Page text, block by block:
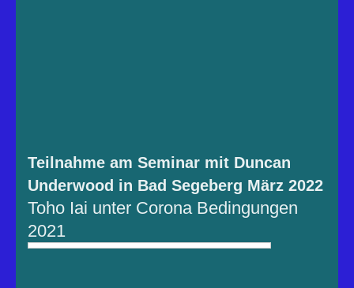
Teilnahme am Seminar mit Duncan
Underwood in Bad Segeberg März 2022
Toho Iai unter Corona Bedingungen
2021